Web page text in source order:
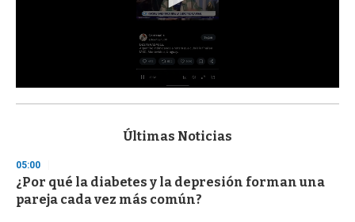
s
d
s
o
f
Últimas Noticias
05:00
¿Por qué la diabetes y la depresión forman una
pareja cada vez más común?